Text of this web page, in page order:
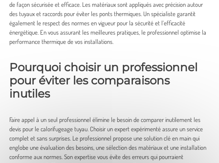
de façon sécurisée et efficace. Les matériaux sont appliqués avec précision autour
des tuyaux et raccords pour éviter les ponts thermiques. Un spécialiste garantit
également le respect des normes en vigueur pour la sécurité et l’efficacité
énergétique. En vous assurant les meilleures pratiques, le professionnel optimise la
performance thermique de vos installations.
Pourquoi choisir un professionnel
pour éviter les comparaisons
inutiles
Faire appel à un seul professionnel élimine le besoin de comparer inutilement les
devis pour le calorifugeage tuyau. Choisir un expert expérimenté assure un service
complet et sans surprises. Le professionnel propose une solution clé en main qui
englobe une évaluation des besoins, une sélection des matériaux et une installation
conforme aux normes. Son expertise vous évite des erreurs qui pourraient